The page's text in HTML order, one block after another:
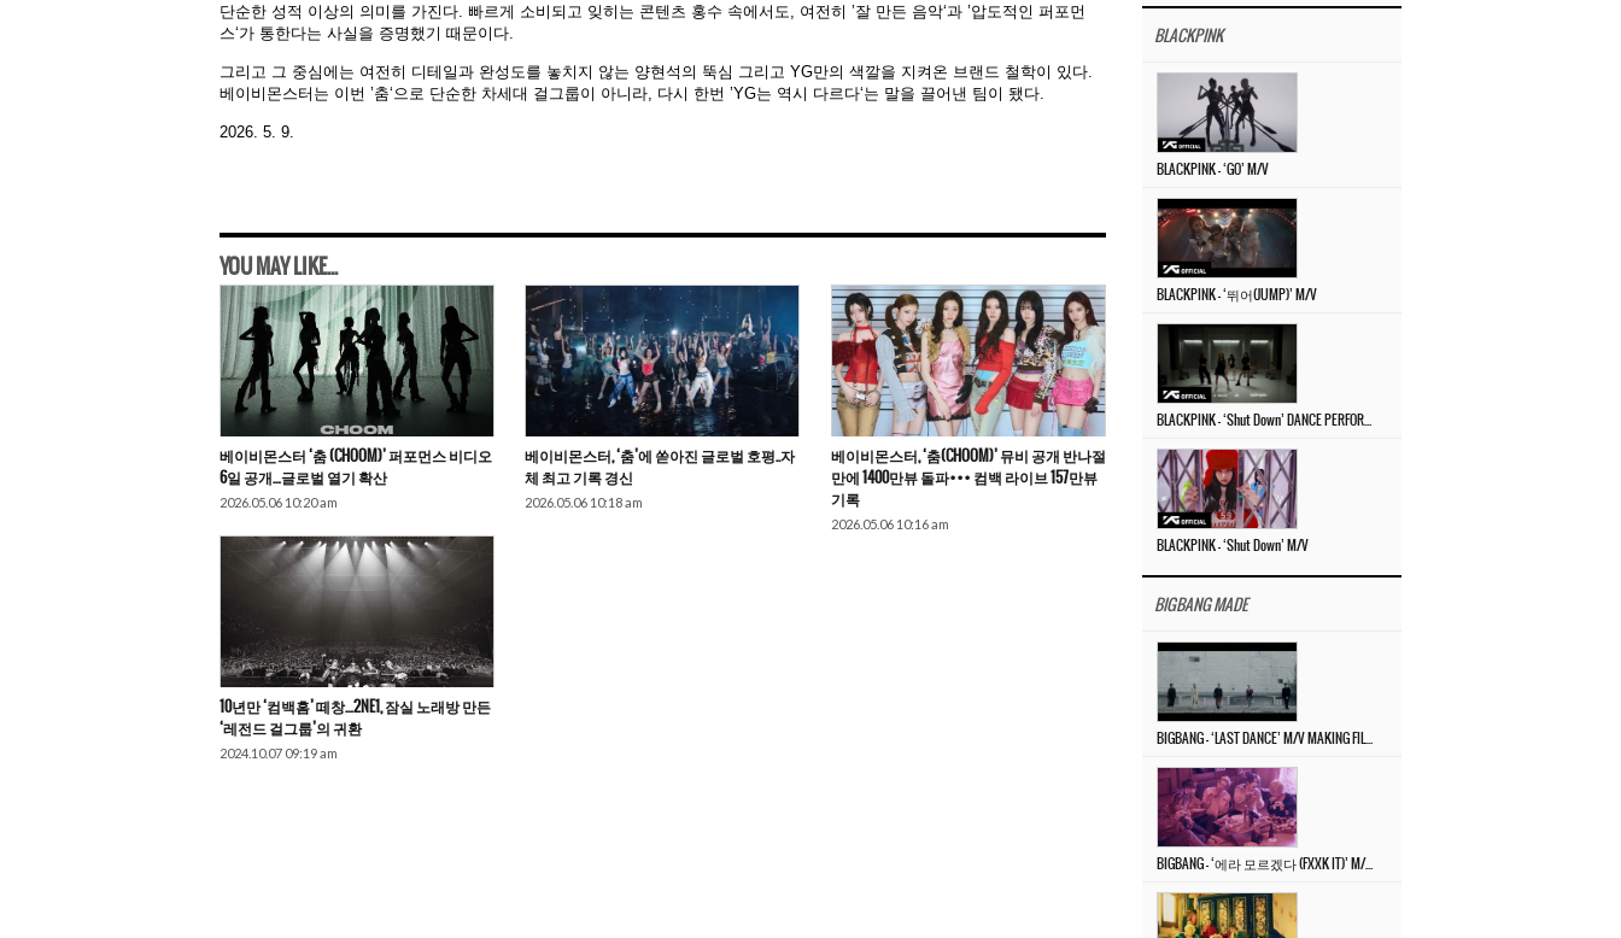
단순한 성적 이상의 의미를 가진다. 빠르게 소비되고 잊히는 콘텐츠 홍수 속에서도, 여전히 ’잘 만든 음악‘과 ’압도적인 퍼포먼
스‘가 통한다는 사실을 증명했기 때문이다.
그리고 그 중심에는 여전히 디테일과 완성도를 놓치지 않는 양현석의 뚝심 그리고 YG만의 색깔을 지켜온 브랜드 철학이 있다.
베이비몬스터는 이번 ’춤‘으로 단순한 차세대 걸그룹이 아니라, 다시 한번 ’YG는 역시 다르다‘는 말을 끌어낸 팀이 됐다.
2026. 5. 9.
YOU MAY LIKE...
베이비몬스터 ‘춤 (CHOOM)’ 퍼포먼스 비디오
6일 공개…글로벌 열기 확산
2026.05.06 10:20 am
베이비몬스터, ‘춤’에 쏟아진 글로벌 호평..자
체 최고 기록 경신
2026.05.06 10:18 am
베이비몬스터, ‘춤(CHOOM)’ 뮤비 공개 반나절
만에 1400만뷰 돌파••• 컴백 라이브 157만뷰
기록
2026.05.06 10:16 am
10년만 ‘컴백홈’ 떼창…2NE1, 잠실 노래방 만든
‘레전드 걸그룹’의 귀환
2024.10.07 09:19 am
BLACKPINK
BLACKPINK – ‘GO’ M/V
BLACKPINK – ‘뛰어(JUMP)’ M/V
BLACKPINK – ‘Shut Down’ M/V
BIGBANG MADE